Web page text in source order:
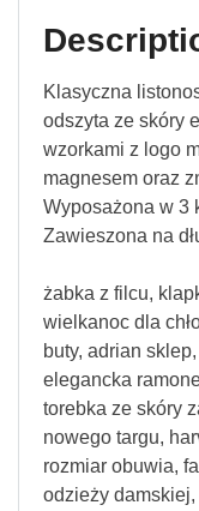
Klasyczna
odszyta ze skóry
wzorkami z logo
magnesem oraz
Wyposażona w 3
Zawieszona na
żabka z filcu,
wielkanoc dla
buty, adrian
elegancka
torebka ze skóry
nowego targu,
rozmiar obuwia,
odzieży